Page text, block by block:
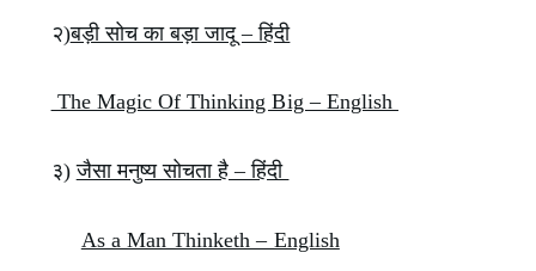
२)बड़ी सोच का बड़ा जादू – हिंदी
The Magic Of Thinking Big – English
३)जैसा मनुष्य सोचता है – हिंदी
As a Man Thinketh – English